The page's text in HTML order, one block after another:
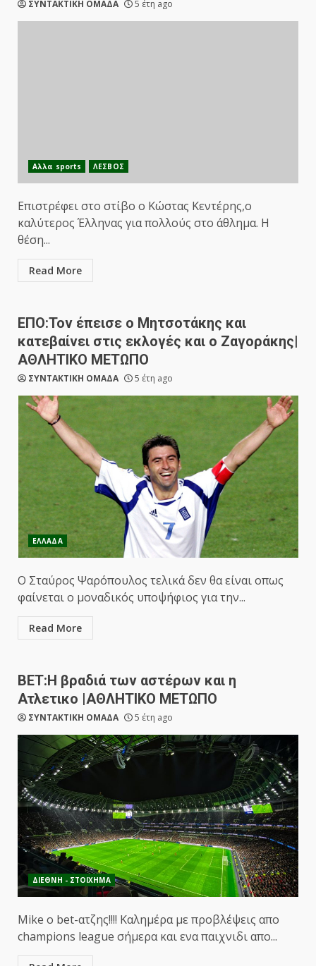
ΣΥΝΤΑΚΤΙΚΗ ΟΜΑΔΑ 5 έτη ago
Αλλα sports ΛΕΣΒΟΣ
Επιστρέφει στο στίβο ο Κώστας Κεντέρης,ο
καλύτερος Έλληνας για πολλούς στο άθλημα. Η
θέση...
Read More
ΕΠΟ:Τον έπεισε ο Μητσοτάκης και
κατεβαίνει στις εκλογές και ο Ζαγοράκης|
ΑΘΛΗΤΙΚΟ ΜΕΤΩΠΟ
ΣΥΝΤΑΚΤΙΚΗ ΟΜΑΔΑ 5 έτη ago
ΕΛΛΑΔΑ
Ο Σταύρος Ψαρόπουλος τελικά δεν θα είναι οπως
φαίνεται ο μοναδικός υποψήφιος για την...
Read More
ΒΕΤ:Η βραδιά των αστέρων και η
Ατλετικο |ΑΘΛΗΤΙΚΟ ΜΕΤΩΠΟ
ΣΥΝΤΑΚΤΙΚΗ ΟΜΑΔΑ 5 έτη ago
ΔΙΕΘΝΗ - ΣΤΟΙΧΗΜΑ
Mike o bet-ατζης!!!! Καλημέρα με προβλέψεις απο
champions league σήμερα και ενα παιχνιδι απο...